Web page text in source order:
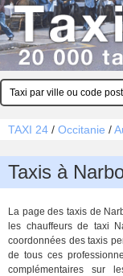
TAXI 24 / Occitanie /
Taxis à
La page des taxis de
les chauffeurs de taxi
coordonnées des taxis
de tous ces
complémentaires sur